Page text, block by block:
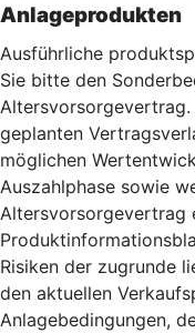
Anlageprodukten
Ausführliche
Sie bitte den
geplanten
möglichen
Auszahlphase sowie
Altersvorsorgevertrag
Risiken der zugrunde
den aktuellen
Anlagebedingungen,